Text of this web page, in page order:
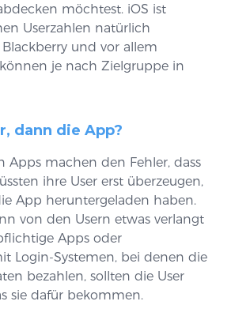
möchtest. iOS ist
Userzahlen natürlich
und vor allem
je nach Zielgruppe in
dann die App?
Apps machen den Fehler, dass
ihre User erst überzeugen,
App heruntergeladen haben.
von den Usern etwas verlangt
Apps oder
Login-Systemen, bei denen die
bezahlen, sollten die User
sie dafür bekommen.